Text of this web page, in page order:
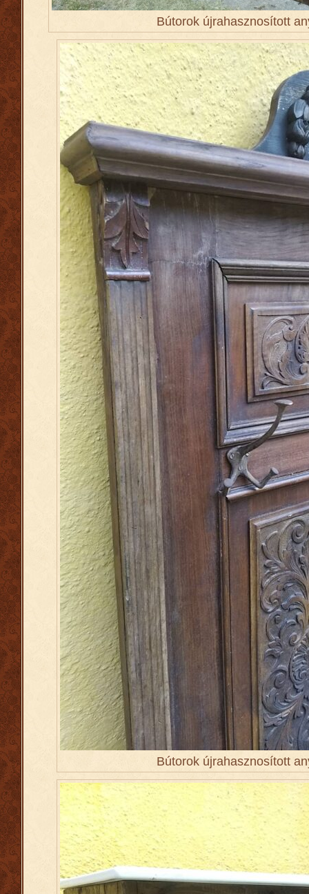
Bútorok újrahasznosított
Bútorok újrahasznosított